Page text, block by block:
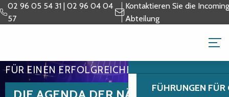
Aller
au
02 96 05 54 31 | 02 96 04 04
57
Kontaktieren Sie die
Abteilung
GRUPPEN &
FÜHRUNGEN FÜR
FÜR EINEN ERFOLGREICHEN TEAMABEND